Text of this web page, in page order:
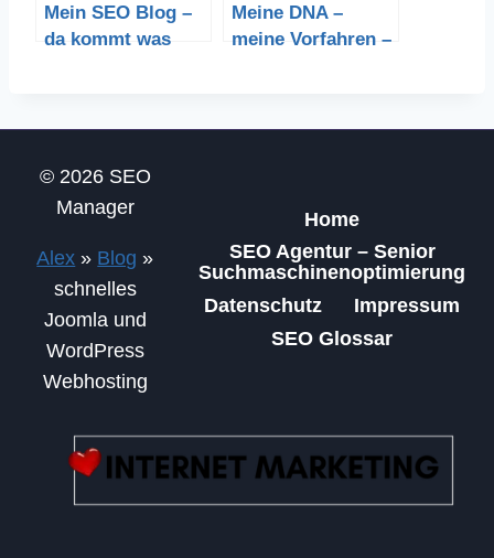
Mein SEO Blog –
da kommt was
Meine DNA –
meine Vorfahren –
© 2026 SEO
Manager
Alex » Blog »
schnelles
Joomla und
WordPress
Webhosting
Home
SEO Agentur – Senior
Suchmaschinenoptimierung
Datenschutz
Impressum
SEO Glossar